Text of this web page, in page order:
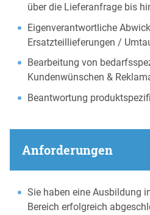
über die Lieferanfrage bis
Eigenverantwortliche
Ersatzteillieferungen /
Bearbeitung von
Kundenwünschen &
Beantwortung
Anforderungen
Sie haben eine Ausbildung
Bereich erfolgreich